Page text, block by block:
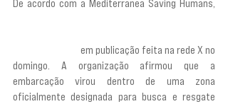
em publicação feita na rede X no
domingo. A organização afirmou que a
embarcação virou dentro de uma zona
oficialmente designada para busca e resgate